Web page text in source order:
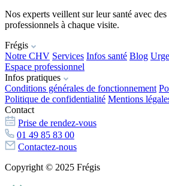
Nos experts veillent sur leur santé avec
professionnels à chaque visite.
Frégis
Notre CHV Services Infos santé Blog
Espace professionnel
Infos pratiques
Conditions générales de fonctionnement
Politique de confidentialité Mentions
Contact
Prise de rendez-vous
01 49 85 83 00
Contactez-nous
Copyright © 2025 Frégis